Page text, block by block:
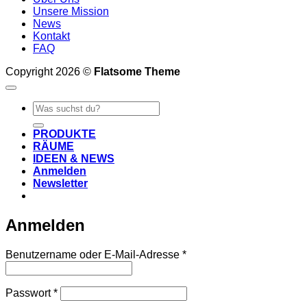
Unsere Mission
News
Kontakt
FAQ
Copyright 2026 © Flatsome Theme
Suche
nach:
PRODUKTE
RÄUME
IDEEN & NEWS
Anmelden
Newsletter
Anmelden
Benutzername oder E-Mail-Adresse *Erforderlich
Passwort*Erforderlich